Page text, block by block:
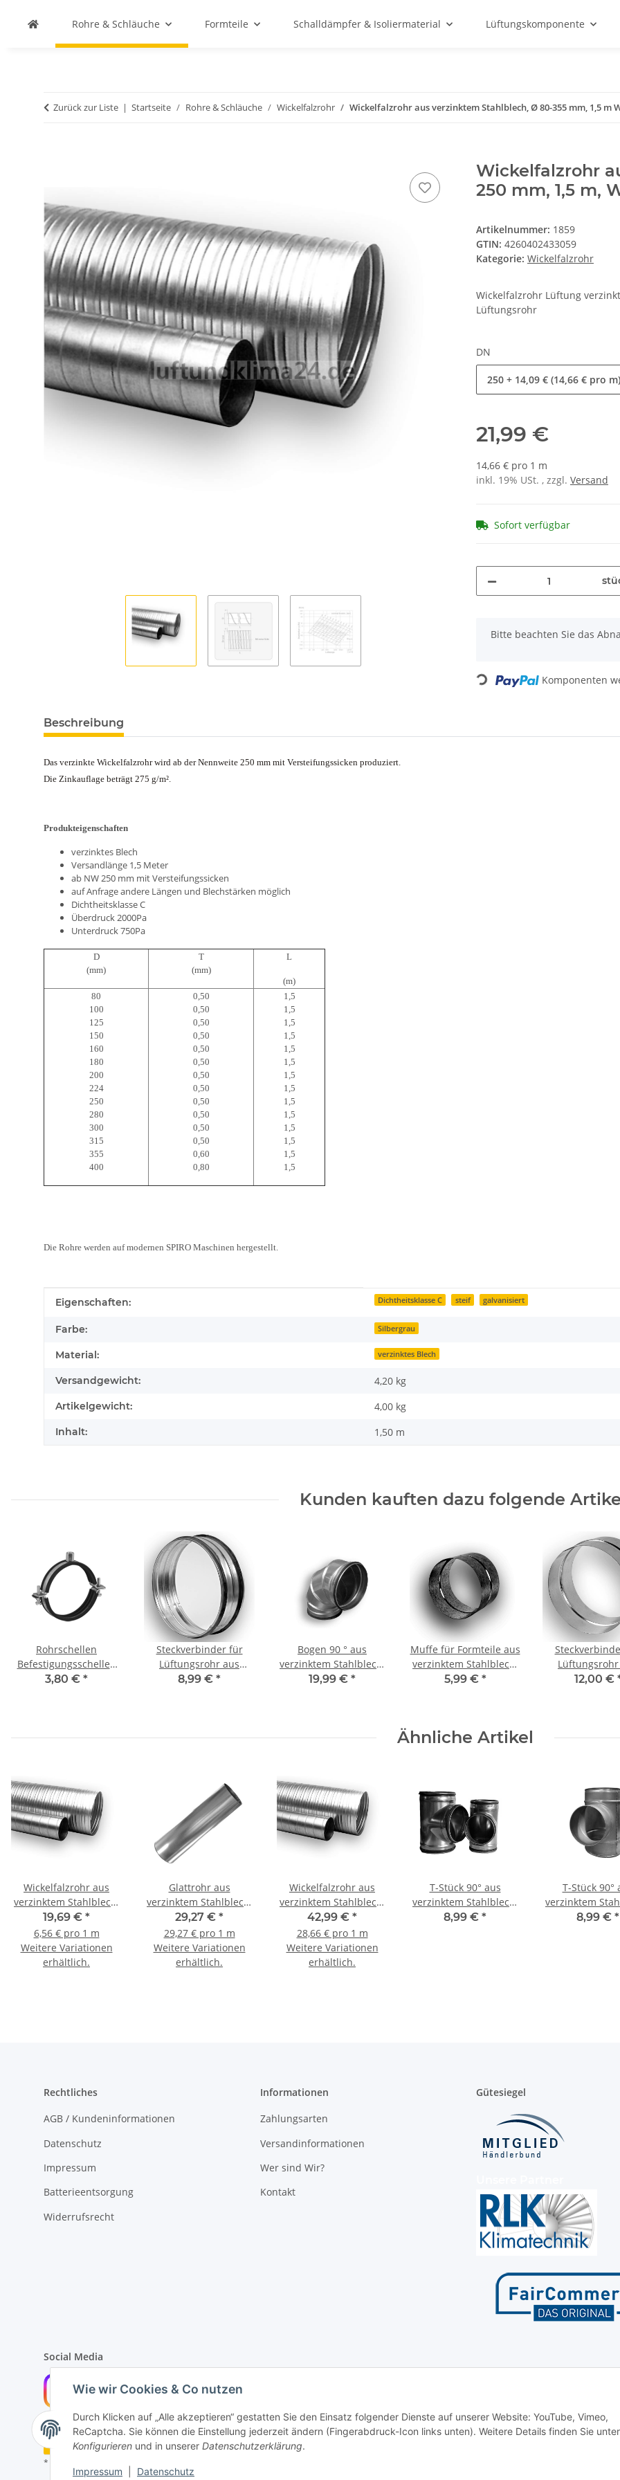
Wie wir Cookies & Co nutzen
Durch Klicken auf „Alle akzeptieren“ gestatten Sie den Einsatz folgender Dienste auf unserer Website: YouTube, Vimeo,
ReCaptcha. Sie können die Einstellung jederzeit ändern (Fingerabdruck-Icon links unten). Weitere Details finden Sie unter
Konfigurieren und in unserer Datenschutzerklärung.
Impressum Datenschutz
Rohre & Schläuche Formteile Schalldämpfer & Isoliermaterial Lüftungskomponente
Zurück zur Liste Startseite Rohre & Schläuche Wickelfalzrohr Wickelfalzrohr aus verzinktem Stahlblech, Ø 80-355 mm, 1,5 m
Wickelfalzrohr
250 mm, 1,5 m,
Artikelnummer: 1859
GTIN: 4260402433059
Kategorie: Wickelfalzrohr
Wickelfalzrohr Lüftung
Lüftungsrohr
DN
250 + 14,09 € (14,66 € pro m)
21,99 €
14,66 € pro 1 m
inkl. 19% USt. , zzgl. Versand
Sofort verfügbar
x
Bitte beachten Sie das
Loading... Komponenten
Beschreibung
Das verzinkte Wickelfalzrohr wird ab der Nennweite 250 mm mit Versteifungssicken produziert.
Die Zinkauflage beträgt 275 g/m².
Produkteigenschaften
verzinktes Blech
Versandlänge 1,5 Meter
ab NW 250 mm mit Versteifungssicken
auf Anfrage andere Längen und Blechstärken möglich
Dichtheitsklasse C
Überdruck 2000Pa
Unterdruck 750Pa
D
(mm)
T
(mm)
L
(m)
80
100
125
150
160
180
200
224
250
280
300
315
355
400
0,50
0,50
0,50
0,50
0,50
0,50
0,50
0,50
0,50
0,50
0,50
0,50
0,60
0,80
1,5
1,5
1,5
1,5
1,5
1,5
1,5
1,5
1,5
1,5
1,5
1,5
1,5
1,5
Die Rohre werden auf modernen SPIRO Maschinen hergestellt.
Produkteigenschaft
Wert
Eigenschaften: Dichtheitsklasse C steif galvanisiert
Farbe: Silbergrau
Material: verzinktes Blech
Versandgewicht: 4,20 kg
Artikelgewicht: 4,00 kg
Inhalt: 1,50 m
Kunden kauften dazu folgende
Rohrschellen
Befestigungsschellen
mit Gummieinlage DN
3,80 € *
Steckverbinder für
Lüftungsrohr aus
verzinktem Stahlblech
8,99 € *
Bogen 90 ° aus
verzinktem Stahlblech,
mit Dichtung, Ø 250
19,99 € *
Muffe für Formteile aus
verzinktem Stahlblech,
Ø 250 mm, Lüftung
5,99 € *
verzinktem
12,00 €
Ähnliche Artikel
Wickelfalzrohr aus
verzinktem Stahlblech,
Ø 100-400 m, WFR, 3 m
19,69 € *
6,56 € pro 1 m
Weitere Variationen
erhältlich.
Glattrohr aus
verzinktem Stahlblech,
Ø 160-450mm,
L=1000mm
29,27 € *
29,27 € pro 1 m
Weitere Variationen
erhältlich.
Wickelfalzrohr aus
verzinktem Stahlblech,
Ø 400 - 710 mm, 1,5 m
42,99 € *
28,66 € pro 1 m
Weitere Variationen
erhältlich.
T-Stück 90° aus
verzinktem Stahlblech,
mit Dichtung, Ø 80-400
8,99 € *
T-Stück 90°
verzinktem
ohne8,99 € *
Rechtliches
AGB / Kundeninformationen
Datenschutz
Impressum
Batterieentsorgung
Widerrufsrecht
Informationen
Zahlungsarten
Versandinformationen
Wer sind Wir?
Kontakt
Gütesiegel
Social Media
Widerrufsbutton
* Alle Preise inkl. gesetzlicher USt., zzgl.